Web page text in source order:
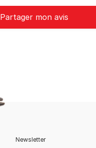
Partager mon avis
Newsletter